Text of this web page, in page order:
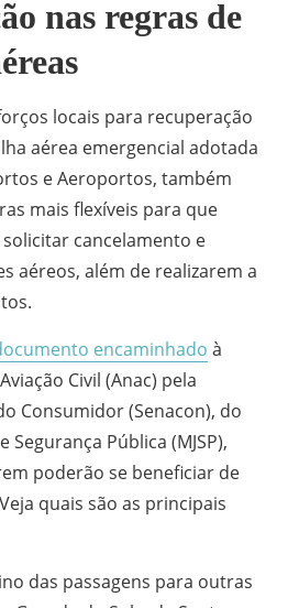
nas regras de
locais para recuperação
aérea emergencial adotada
e Aeroportos, também
mais flexíveis para que
cancelamento e
aéreos, além de realizarem a
encaminhado à
Civil (Anac) pela
Consumidor (Senacon), do
Segurança Pública (MJSP),
poderão se beneficiar de
quais são as principais
das passagens para outras